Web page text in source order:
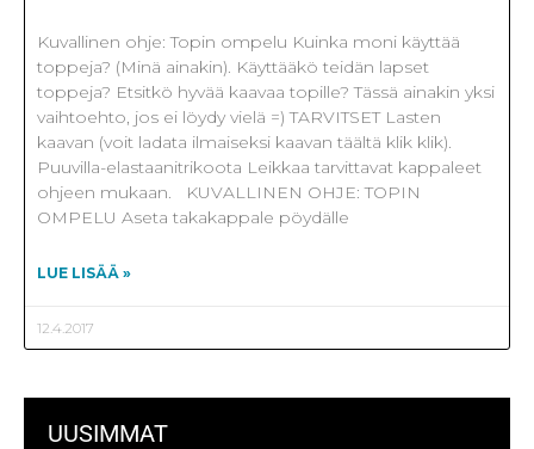
UUSIMMAT
Kuvallinen ohje: Topin ompelu Kuinka moni käyttää
toppeja? (Minä ainakin). Käyttääkö teidän lapset
toppeja? Etsitkö hyvää kaavaa topille? Tässä ainakin yksi
vaihtoehto, jos ei löydy vielä =) TARVITSET Lasten
kaavan (voit ladata ilmaiseksi kaavan täältä klik klik).
Puuvilla-elastaanitrikoota Leikkaa tarvittavat kappaleet
ohjeen mukaan. KUVALLINEN OHJE: TOPIN
OMPELU Aseta takakappale pöydälle
LUE LISÄÄ »
12.4.2017